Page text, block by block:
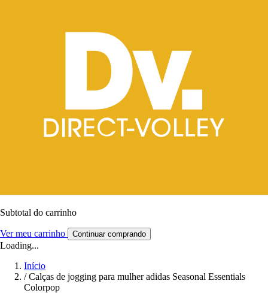
Subtotal do carrinho
Ver meu carrinho Continuar comprando
Loading...
Início
/ Calças de jogging para mulher adidas Seasonal Essentials
Colorpop